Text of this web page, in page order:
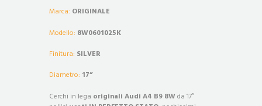
Marca: ORIGINALE
Modello: 8W0601025K
Finitura: SILVER
Diametro: 17”
Cerchi in lega originali Audi A4 B9 8Wda 17″